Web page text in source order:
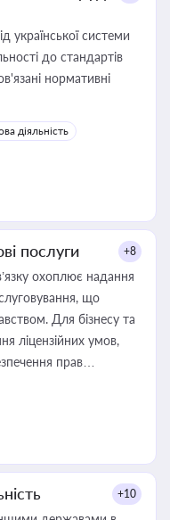
української системи
до стандартів
нормативні
діяльність
послуги +8
охоплює надання
що
Для бізнесу та
ліцензійних умов,
прав
+10